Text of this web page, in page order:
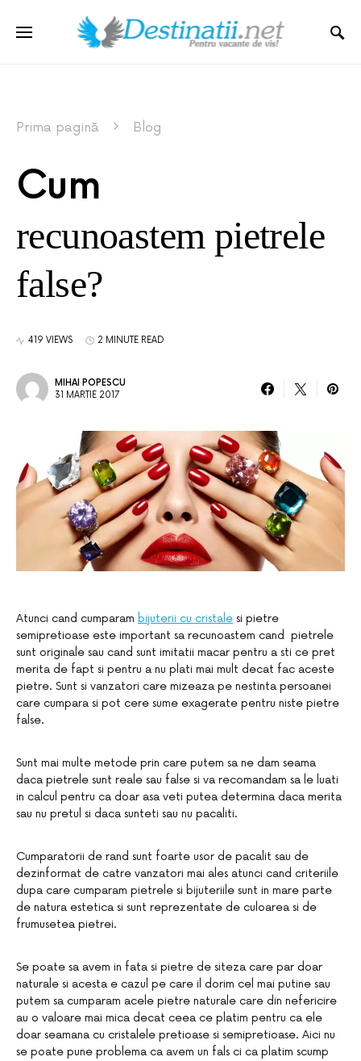
Prima pagină Blog
Cum
recunoastem pietrele
false?
419 VIEWS 2 MINUTE READ
MIHAI POPESCU
31 MARTIE 2017
Atunci cand cumparam bijuterii cu cristale si pietre
semipretioase este important sa recunoastem cand pietrele
sunt originale sau cand sunt imitatii macar pentru a sti ce pret
merita de fapt si pentru a nu plati mai mult decat fac aceste
pietre. Sunt si vanzatori care mizeaza pe nestinta persoanei
care cumpara si pot cere sume exagerate pentru niste pietre
false.
Sunt mai multe metode prin care putem sa ne dam seama
daca pietrele sunt reale sau false si va recomandam sa le luati
in calcul pentru ca doar asa veti putea determina daca merita
sau nu pretul si daca sunteti sau nu pacaliti.
Cumparatorii de rand sunt foarte usor de pacalit sau de
dezinformat de catre vanzatori mai ales atunci cand criteriile
dupa care cumparam pietrele si bijuteriile sunt in mare parte
de natura estetica si sunt reprezentate de culoarea si de
frumusetea pietrei.
Se poate sa avem in fata si pietre de siteza care par doar
naturale si acesta e cazul pe care il dorim cel mai putine sau
putem sa cumparam acele pietre naturale care din nefericire
au o valoare mai mica decat ceea ce platim pentru ca ele
doar seamana cu cristalele pretioase si semipretioase. Aici nu
se poate pune problema ca avem un fals ci ca platim scump